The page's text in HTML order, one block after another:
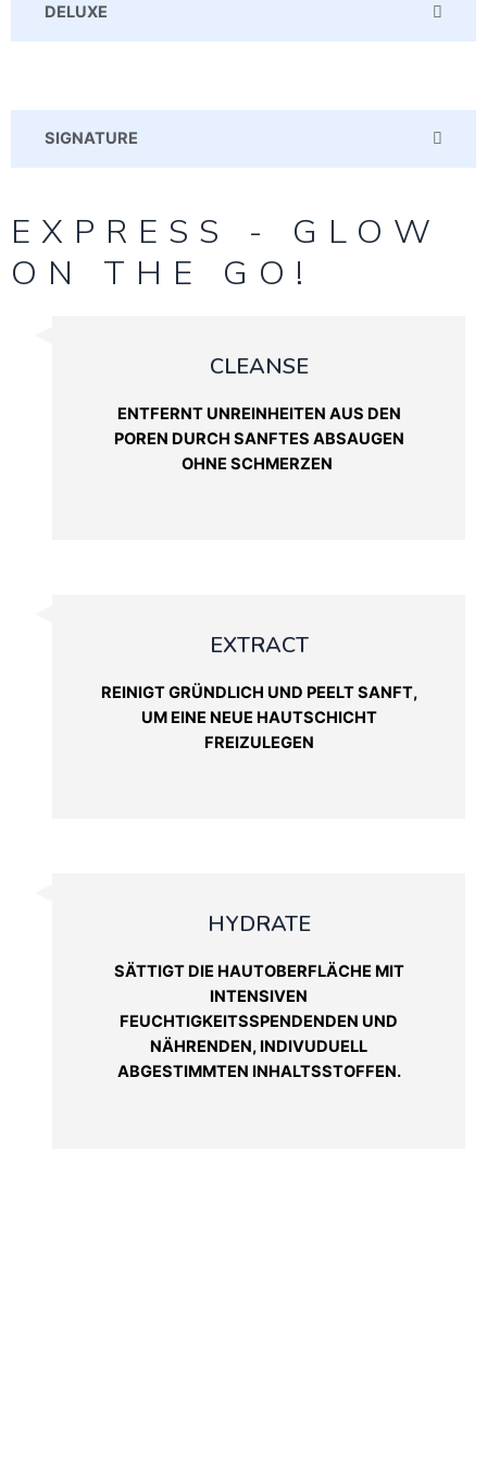
DELUXE
SIGNATURE
EXPRESS - GLOW
ON THE GO!
CLEANSE
ENTFERNT UNREINHEITEN AUS DEN
POREN DURCH SANFTES ABSAUGEN
OHNE SCHMERZEN
EXTRACT
REINIGT GRÜNDLICH UND PEELT SANFT,
UM EINE NEUE HAUTSCHICHT
FREIZULEGEN
HYDRATE
SÄTTIGT DIE HAUTOBERFLÄCHE MIT
INTENSIVEN
FEUCHTIGKEITSSPENDENDEN UND
NÄHRENDEN, INDIVUDUELL
ABGESTIMMTEN INHALTSSTOFFEN.